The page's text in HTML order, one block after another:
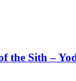
the Sith –